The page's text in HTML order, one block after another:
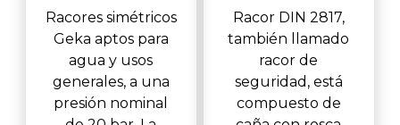
Racores simétricos
Geka aptos para
agua y usos
generales, a una
presión nominal
Racor DIN 2817,
también llamado
racor de
seguridad, está
compuesto de